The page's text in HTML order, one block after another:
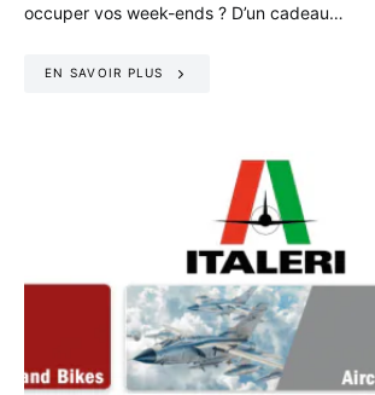
occuper vos week-ends ? D’un cadeau…
EN SAVOIR PLUS